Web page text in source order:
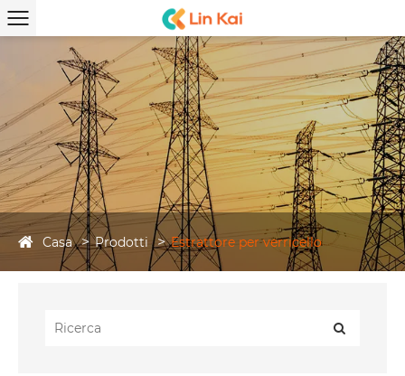
Casa Prodotti Estrattore per verricello